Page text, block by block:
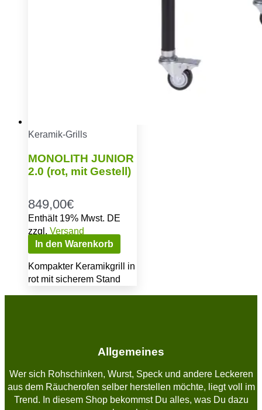
Keramik-Grills
MONOLITH JUNIOR
2.0 (rot, mit Gestell)
849,00€
Enthält 19% Mwst. DE
zzgl. Versand
In den Warenkorb
Kompakter Keramikgrill in
rot mit sicherem Stand
Allgemeines
Wer sich Rohschinken, Wurst, Speck und andere Leckeren
aus dem Räucherofen selber herstellen möchte, liegt voll im
Trend. In diesem Shop bekommst Du alles, was Du dazu